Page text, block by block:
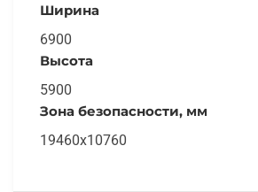
Ширина
6900
Высота
5900
Зона безопасности, мм
19460x10760